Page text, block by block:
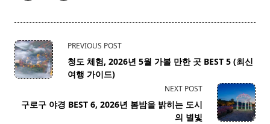
<span
class="nav-
subtitle
reader-
PREVIOUS POST
청도 체험, 2026년 5월 가볼 만한 곳 BEST 5 (최신
여행 가이드)
NEXT POST
구로구 야경 BEST 6, 2026년 봄밤을 밝히는 도시
의 별빛